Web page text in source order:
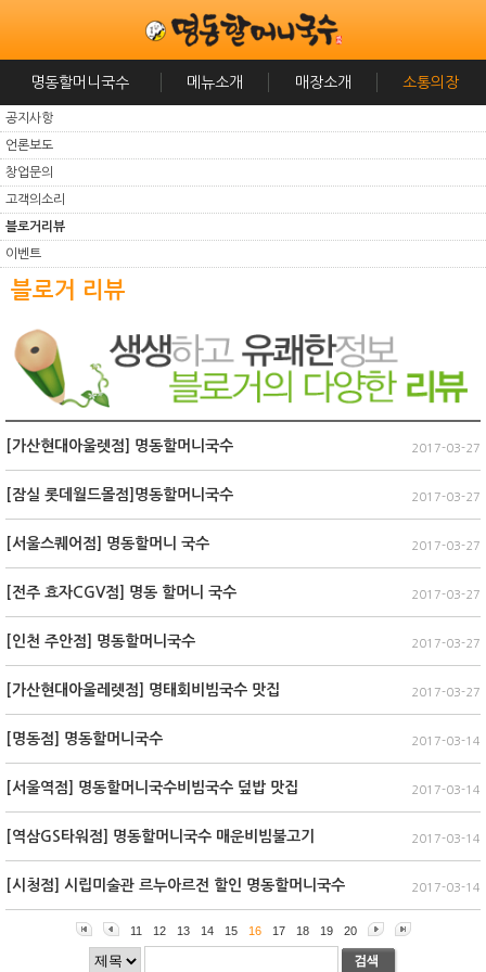
명동할머니국수 메뉴소개 매장소개 소통의장
공지사항
언론보도
창업문의
고객의소리
블로거리뷰
이벤트
블로거 리뷰
[가산현대아울렛점] 명동할머니국수 2017-03-27
[잠실 롯데월드몰점]명동할머니국수 2017-03-27
[서울스퀘어점] 명동할머니 국수 2017-03-27
[전주 효자CGV점] 명동 할머니 국수 2017-03-27
[인천 주안점] 명동할머니국수 2017-03-27
[가산현대아울레렛점] 명태회비빔국수 맛집 2017-03-27
[명동점] 명동할머니국수 2017-03-14
[서울역점] 명동할머니국수비빔국수 덮밥 맛집 2017-03-14
[역삼GS타워점] 명동할머니국수 매운비빔불고기 2017-03-14
[시청점] 시립미술관 르누아르전 할인 명동할머니국수 2017-03-14
11 12 13 14 15 16 17 18 19 20